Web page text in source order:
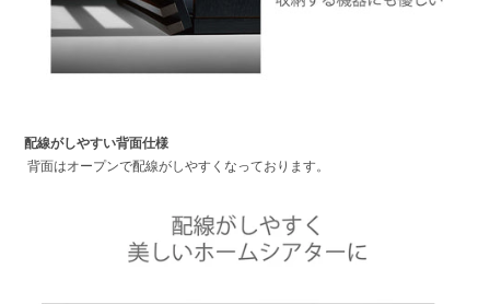
配線がしやすい背面仕様
背面はオープンで配線がしやすくなっております。